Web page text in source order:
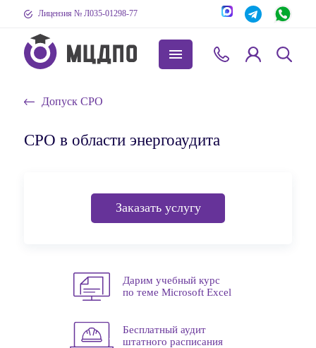
Лицензия № Л035-01298-77
Допуск СРО
СРО в области энергоаудита
Заказать услугу
Дарим учебный курс
по теме Microsoft Excel
Бесплатный аудит
штатного расписания